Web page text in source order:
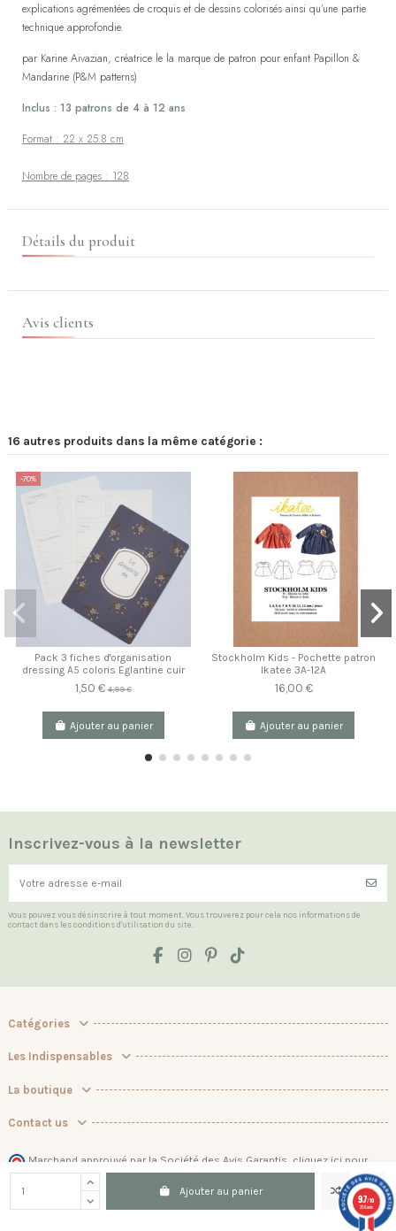
Ajouter au panier
explications agrémentées de croquis et de dessins colorisés ainsi qu’une partie
technique approfondie.
par Karine Aivazian, créatrice le la marque de patron pour enfant Papillon &
Mandarine (P&M patterns)
Inclus : 13 patrons de 4 à 12 ans
Format : 22 x 25.8 cm
Nombre de pages : 128
Détails du produit
Avis clients
16 autres produits dans la même catégorie :
-70%
Pack 3 fiches d'organisation
dressing A5 coloris Eglantine cuir
1,50 €4,99 €
Ajouter au panier
Stockholm Kids - Pochette patron
Ikatee 3A-12A
16,00 €
Ajouter au panier
Inscrivez-vous à la newsletter
Vous pouvez vous désinscrire à tout moment. Vous trouverez pour cela nos informations de
contact dans les conditions d'utilisation du site.
Catégories
Les Indispensables
La boutique
Contact us
Marchand approuvé par la Société des Avis Garantis, cliquez ici pour
vérifier.
9.7/10
256 avis